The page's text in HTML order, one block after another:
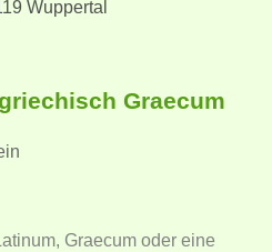
Wuppertal
Graecum
Graecum oder eine